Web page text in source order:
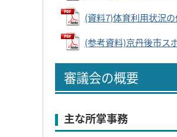
(資料7)体育利用状況
(参考資料)京丹後市ス
審議会の概要
主な所掌事務